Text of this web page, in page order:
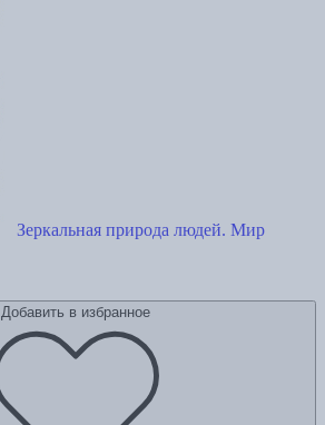
Зеркальная природа людей. Мир
Добавить в избранное